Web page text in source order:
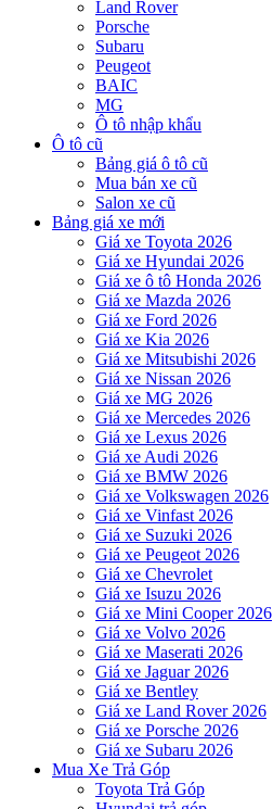
Land Rover
Porsche
Subaru
Peugeot
BAIC
MG
Ô tô nhập khẩu
Ô tô cũ
Bảng giá ô tô cũ
Mua bán xe cũ
Salon xe cũ
Bảng giá xe mới
Giá xe Toyota 2026
Giá xe Hyundai 2026
Giá xe ô tô Honda 2026
Giá xe Mazda 2026
Giá xe Ford 2026
Giá xe Kia 2026
Giá xe Mitsubishi 2026
Giá xe Nissan 2026
Giá xe MG 2026
Giá xe Mercedes 2026
Giá xe Lexus 2026
Giá xe Audi 2026
Giá xe BMW 2026
Giá xe Volkswagen 2026
Giá xe Vinfast 2026
Giá xe Suzuki 2026
Giá xe Peugeot 2026
Giá xe Chevrolet
Giá xe Isuzu 2026
Giá xe Mini Cooper 2026
Giá xe Volvo 2026
Giá xe Maserati 2026
Giá xe Jaguar 2026
Giá xe Bentley
Giá xe Land Rover 2026
Giá xe Porsche 2026
Giá xe Subaru 2026
Mua Xe Trả Góp
Toyota Trả Góp